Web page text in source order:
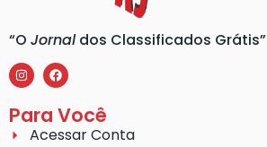
“O Jornaldos Classificados Grátis”
Para Você
Acessar Conta